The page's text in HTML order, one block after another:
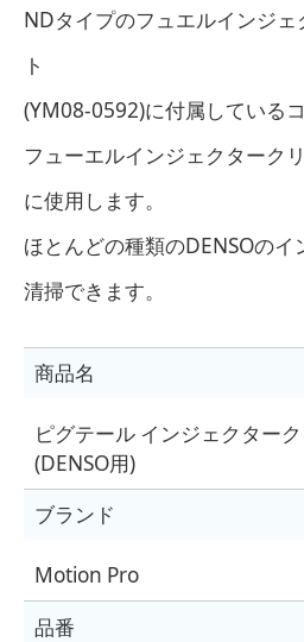
NDタイプのフュエルインジェ
ト
(YM08-0592)に付属している
フューエルインジェクターク
に使用します。
ほとんどの種類のDENSOの
清掃できます。
商品名
ピグテール インジェクター
(DENSO用)
ブランド
Motion Pro
品番